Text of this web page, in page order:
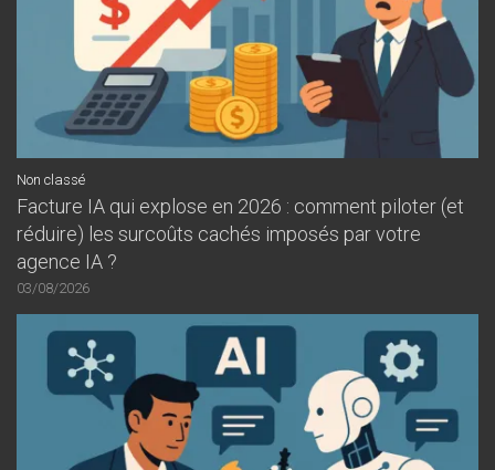
Non classé
Facture IA qui explose en 2026 : comment piloter (et
réduire) les surcoûts cachés imposés par votre
agence IA ?
03/08/2026